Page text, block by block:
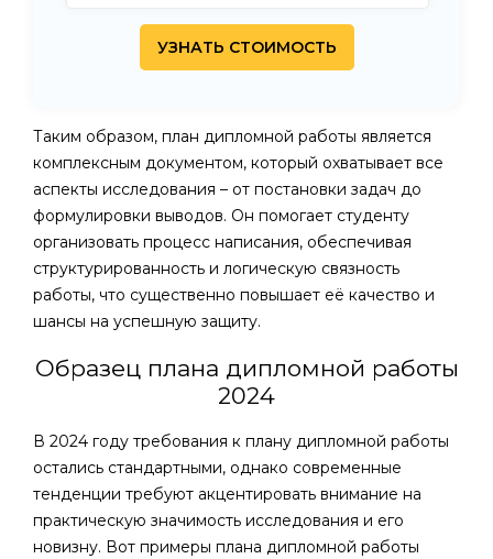
Таким образом, план дипломной работы является
комплексным документом, который охватывает все
аспекты исследования – от постановки задач до
формулировки выводов. Он помогает студенту
организовать процесс написания, обеспечивая
структурированность и логическую связность
работы, что существенно повышает её качество и
шансы на успешную защиту.
Образец плана дипломной работы
2024
В 2024 году требования к плану дипломной работы
остались стандартными, однако современные
тенденции требуют акцентировать внимание на
практическую значимость исследования и его
новизну. Вот примеры плана дипломной работы